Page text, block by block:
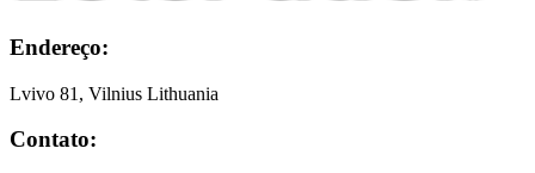
Endereço:
Lvivo 81, Vilnius Lithuania
Contato: